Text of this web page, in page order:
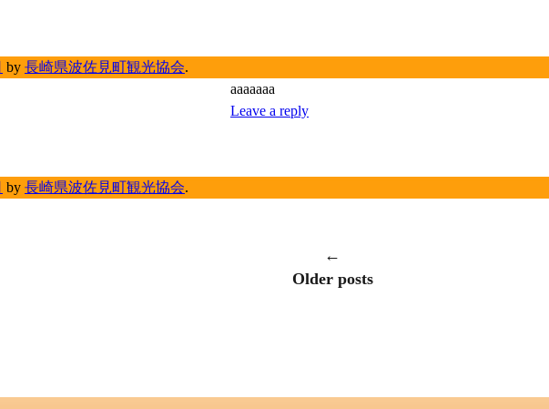
by 長崎県波佐見町観光協会.
aaaaaaa
Leave a reply
by 長崎県波佐見町観光協会.
←
Older posts